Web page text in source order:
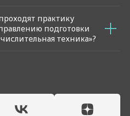
практику
подготовки
техника»?